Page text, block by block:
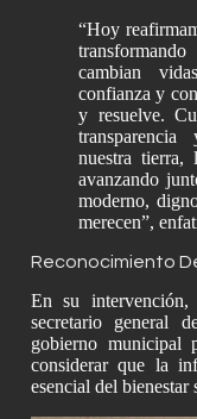
“Hoy
cambian
confianza y
y resuelve.
nuestra tierra,
avanzando
moderno,
merecen”,
Reconocimiento
En su intervención,
secretario general
gobierno municipal
considerar que la
esencial del bienestar